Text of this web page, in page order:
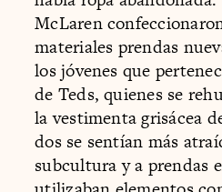
McLaren
materiales prendas
los jóvenes que
de Teds, quienes se
la vestimenta grisácea
dos se sentían más
subcultura y a prendas